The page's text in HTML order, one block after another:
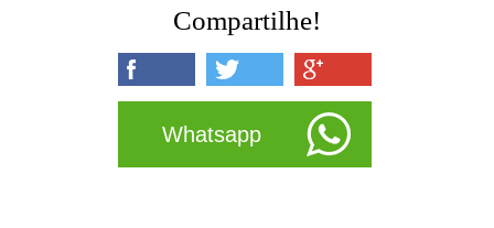
Compartilhe!
Whatsapp